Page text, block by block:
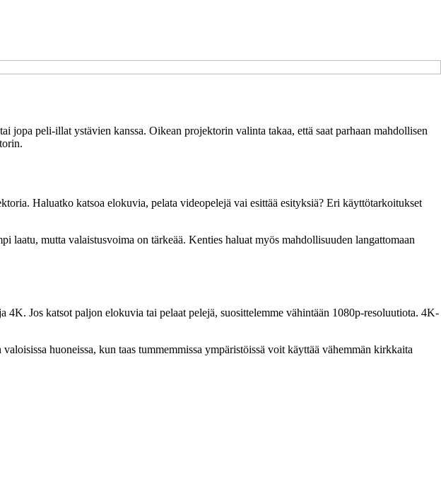
peli-illat ystävien kanssa. Oikean projektorin valinta takaa, että saat parhaan mahdollisen
Haluatko katsoa elokuvia, pelata videopelejä vai esittää esityksiä? Eri käyttötarkoitukset
mutta valaistusvoima on tärkeää. Kenties haluat myös mahdollisuuden langattomaan
Jos katsot paljon elokuvia tai pelaat pelejä, suosittelemme vähintään 1080p-resoluutiota. 4K-
huoneissa, kun taas tummemmissa ympäristöissä voit käyttää vähemmän kirkkaita